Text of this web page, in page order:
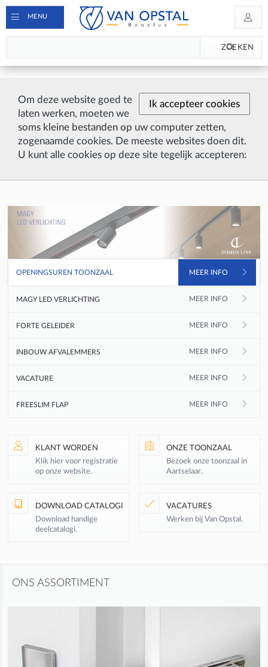
Ik accepteer cookies
Om deze website goed te
laten werken, moeten we
soms kleine bestanden op uw computer zetten,
zogenaamde cookies. De meeste websites doen dit.
U kunt alle cookies op deze site tegelijk accepteren:
MENU
ZOEKEN
OPENINGSUREN TOONZAAL MEER INFO
MAGY LED VERLICHTING MEER INFO
FORTE GELEIDER MEER INFO
INBOUW AFVALEMMERS MEER INFO
VACATURE MEER INFO
FREESLIM FLAP MEER INFO
KLANT WORDEN
Klik hier voor registratie
op onze website.
ONZE TOONZAAL
Bezoek onze toonzaal in
Aartselaar.
DOWNLOAD CATALOGI
Download handige
deelcatalogi.
VACATURES
Werken bij Van Opstal.
ONS ASSORTIMENT